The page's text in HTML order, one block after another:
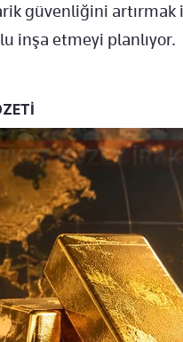
güvenliğini artırmak
inşa etmeyi planlıyor.